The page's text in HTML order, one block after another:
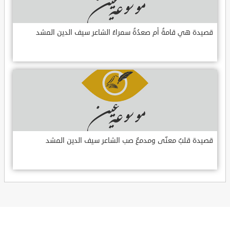
قصيدة هي قامةُ أم صعدُةُ سمراءُ الشاعر سيف الدين المشد
قصيدة قلبٌ معنّى ومدمعٌ صب الشاعر سيف الدين المشد